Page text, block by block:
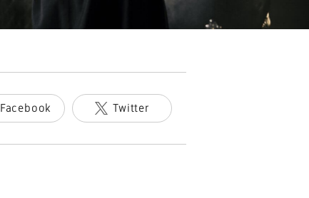
Facebook Twitter